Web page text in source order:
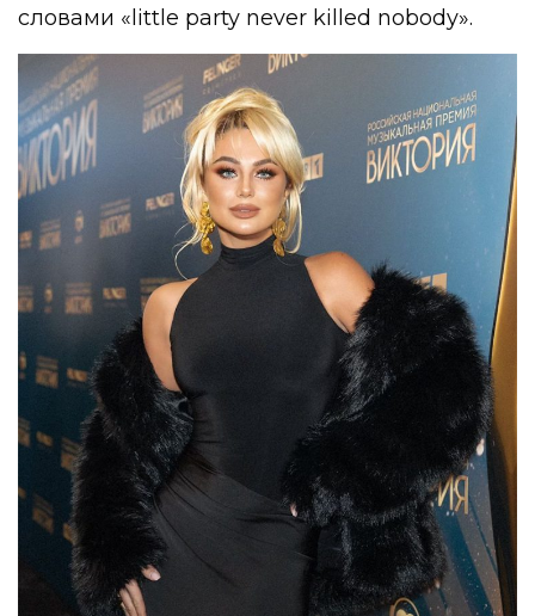
словами «little party never killed nobody».